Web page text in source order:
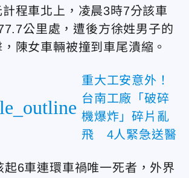
程車北上，凌晨3時7分該車
公里處，遭後方徐姓男子的
陳女車輛被撞到車尾潰縮。
重大工安意外！
台南工廠「破碎
機爆炸」碎片亂
飛 4人緊急送醫